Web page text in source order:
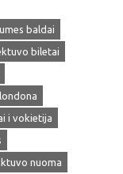
baldai
biletai
i vokietija
nuoma